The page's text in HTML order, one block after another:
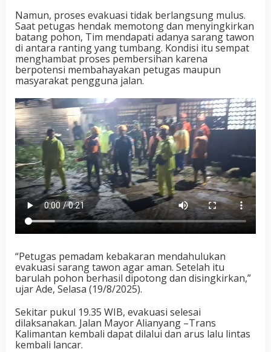
Namun, proses evakuasi tidak berlangsung mulus.
Saat petugas hendak memotong dan menyingkirkan
batang pohon, Tim mendapati adanya sarang tawon
di antara ranting yang tumbang. Kondisi itu sempat
menghambat proses pembersihan karena
berpotensi membahayakan petugas maupun
masyarakat pengguna jalan.
“Petugas pemadam kebakaran mendahulukan
evakuasi sarang tawon agar aman. Setelah itu
barulah pohon berhasil dipotong dan disingkirkan,”
ujar Ade, Selasa (19/8/2025).
Sekitar pukul 19.35 WIB, evakuasi selesai
dilaksanakan. Jalan Mayor Alianyang –Trans
Kalimantan kembali dapat dilalui dan arus lalu lintas
kembali lancar.